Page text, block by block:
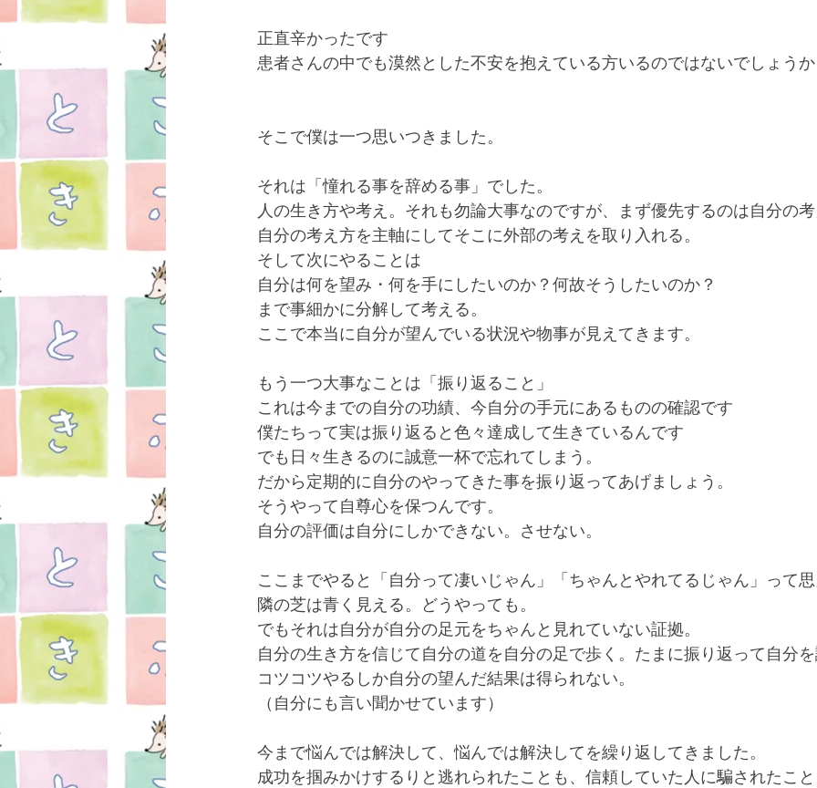
正直辛かったです
患者さんの中でも漠然とした不安を抱えている方いるのではないでしょう
そこで僕は一つ思いつきました。
それは「憧れる事を辞める事」でした。
人の生き方や考え。それも勿論大事なのですが、まず優先するのは自分の
自分の考え方を主軸にしてそこに外部の考えを取り入れる。
そして次にやることは
自分は何を望み・何を手にしたいのか？何故そうしたいのか？
まで事細かに分解して考える。
ここで本当に自分が望んでいる状況や物事が見えてきます。
もう一つ大事なことは「振り返ること」
これは今までの自分の功績、今自分の手元にあるものの確認です
僕たちって実は振り返ると色々達成して生きているんです
でも日々生きるのに誠意一杯で忘れてしまう。
だから定期的に自分のやってきた事を振り返ってあげましょう。
そうやって自尊心を保つんです。
自分の評価は自分にしかできない。させない。
ここまでやると「自分って凄いじゃん」「ちゃんとやれてるじゃん」って
隣の芝は青く見える。どうやっても。
でもそれは自分が自分の足元をちゃんと見れていない証拠。
自分の生き方を信じて自分の道を自分の足で歩く。たまに振り返って自分
コツコツやるしか自分の望んだ結果は得られない。
（自分にも言い聞かせています）
今まで悩んでは解決して、悩んでは解決してを繰り返してきました。
成功を掴みかけするりと逃れられたことも、信頼していた人に騙されたこ